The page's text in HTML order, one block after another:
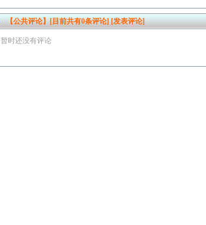
【公共评论】[目前共有0条评论][发表评论]
暂时还没有评论